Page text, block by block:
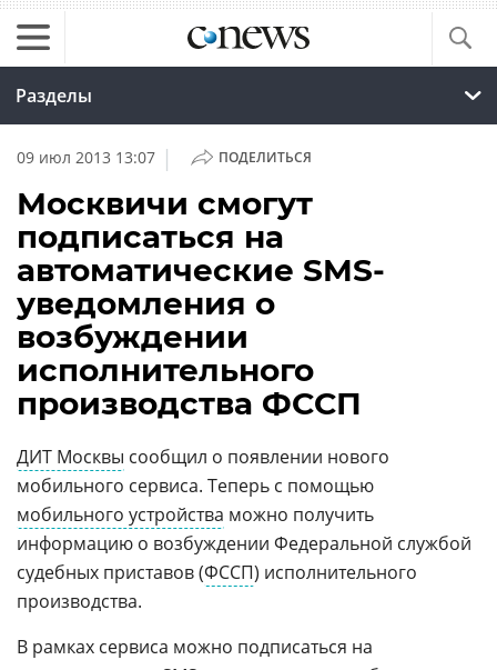
Разделы
09 июл 2013 13:07 | ПОДЕЛИТЬСЯ
Москвичи смогут
подписаться на
автоматические SMS-
уведомления о
возбуждении
исполнительного
производства ФССП
ДИТ Москвы сообщил о появлении нового
мобильного сервиса. Теперь с помощью
мобильного устройства можно получить
информацию о возбуждении Федеральной службой
судебных приставов (ФССП) исполнительного
производства.
В рамках сервиса можно подписаться на